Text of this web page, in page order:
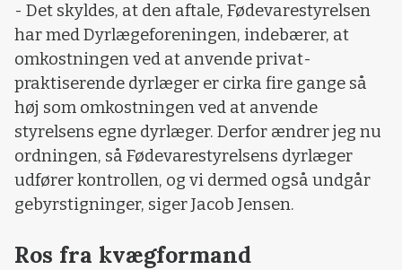
- Det skyldes, at den aftale, Fødevarestyrelsen
har med Dyrlægeforeningen, indebærer, at
omkostningen ved at anvende privat-
praktiserende dyrlæger er cirka fire gange så
høj som omkostningen ved at anvende
styrelsens egne dyrlæger. Derfor ændrer jeg nu
ordningen, så Fødevarestyrelsens dyrlæger
udfører kontrollen, og vi dermed også undgår
gebyrstigninger, siger Jacob Jensen.
Ros fra kvægformand